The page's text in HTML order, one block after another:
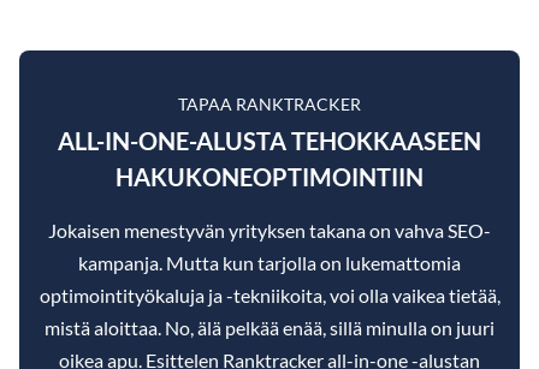
TAPAA RANKTRACKER
ALL-IN-ONE-ALUSTA TEHOKKAASEEN
HAKUKONEOPTIMOINTIIN
Jokaisen menestyvän yrityksen takana on vahva SEO-
kampanja. Mutta kun tarjolla on lukemattomia
optimointityökaluja ja -tekniikoita, voi olla vaikea tietää,
mistä aloittaa. No, älä pelkää enää, sillä minulla on juuri
oikea apu. Esittelen Ranktracker all-in-one -alustan